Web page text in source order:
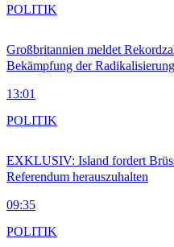
Großbritannien meldet
Bekämpfung der Radikalisierung
13:01
POLITIK
EXKLUSIV: Island fordert
Referendum herauszuhalten
09:35
POLITIK
POLITIK